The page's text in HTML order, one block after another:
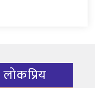
लोकप्रिय